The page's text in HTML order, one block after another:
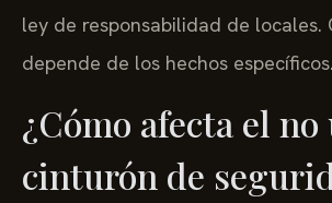
ley de responsabilidad de locales.
depende de los hechos específicos.
¿Cómo afecta el no
cinturón de